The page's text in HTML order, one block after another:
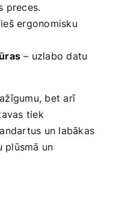
preces.
ergonomisku
– uzlabo datu
bet arī‍
tiek
un​ labākas
plūsmā un